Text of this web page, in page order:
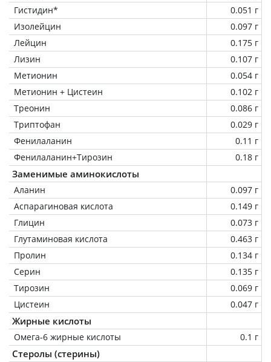
Гистидин*
0.051 г
Изолейцин
0.097 г
Лейцин
0.175 г
Лизин
0.107 г
Метионин
0.054 г
Метионин + Цистеин
0.102 г
Треонин
0.086 г
Триптофан
0.029 г
Фенилаланин
0.11 г
Фенилаланин+Тирозин
0.18 г
Заменимые аминокислоты
Аланин
0.097 г
Аспарагиновая кислота
0.149 г
Глицин
0.073 г
Глутаминовая кислота
0.463 г
Пролин
0.134 г
Серин
0.135 г
Тирозин
0.069 г
Цистеин
0.047 г
Жирные кислоты
Омега-6 жирные кислоты 0.1 г
Стеролы (стерины)